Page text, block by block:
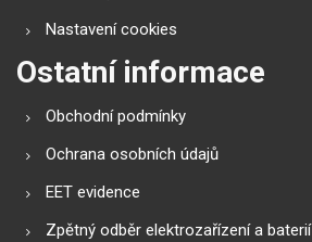
Nastavení cookies
Ostatní informace
Obchodní podmínky
Ochrana osobních údajů
EET evidence
Zpětný odběr elektrozařízení a baterií